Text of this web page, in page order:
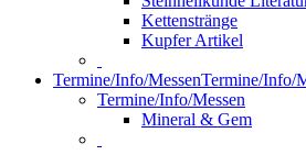
Kettenstränge
Kupfer Artikel
Termine/Info/MessenTermine/Info/
Termine/Info/Messen
Mineral & Gem